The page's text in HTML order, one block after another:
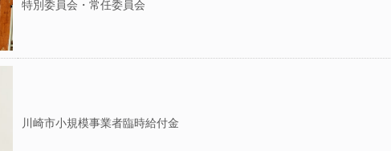
特別委員会・常任委員会
川崎市小規模事業者臨時給付金